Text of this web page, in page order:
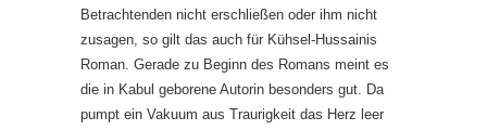
Betrachtenden nicht erschließen oder ihm nicht
zusagen, so gilt das auch für Kühsel-Hussainis
Roman. Gerade zu Beginn des Romans meint es
die in Kabul geborene Autorin besonders gut. Da
pumpt ein Vakuum aus Traurigkeit das Herz leer